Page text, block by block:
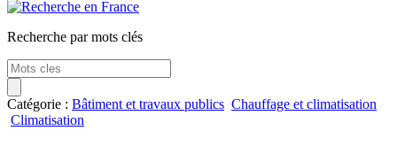
Recherche par mots clés
Catégorie : Bâtiment et travaux publics Chauffage et climatisation
Climatisation